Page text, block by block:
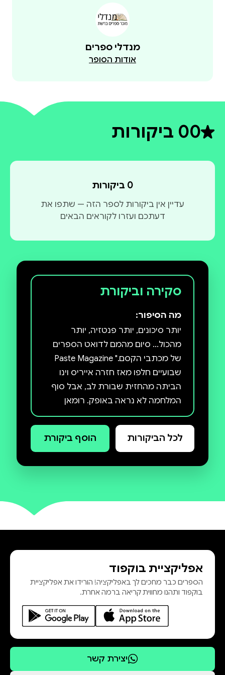
מנדלי ספרים
אודות הסופר
0דירוג ממוצע 0 מתוך 5
0 ביקורות
0 ביקורות
עדיין אין ביקורות לספר הזה — שתפו את
דעתכם ועזרו לקוראים הבאים
סקירה וביקורת
מה הסיפור:
יותר סיכונים, יותר פנטזיה, יותר
מהכול... סיום מהמם לדואט הספרים
של מכתבי הקסם." Paste Magazine
שבועיים חלפו מאז חזרה אייריס וינו
הביתה מהחזית שבורת לב, אבל סוף
המלחמה לא נראה באופק. רומאן
נעדר, והעיר אואת' עדיין בסכנה.
כשאייריס ואטי מקבלות עוד הזדמנות
לדווח על תנועותיו של דייקר, שתיהן
לו שזיכרונו יחזור, הוא מתחיל לכתוב
יצטרך להחליט: לעמוד לצד דייקר או
לבגוד באל שהחזיר אותו לחיים. ככל
שהימים הולכים ומתקדרים, אייריס
ורומאן מתקרבים זה לזה... שניהם
יסכנו את לבם ואת עתידם כדי לשנות
את מהלך המלחמה. האם האהבה
שלהם תשים סוף לקרבות או אולי תביא
לכל הביקורות הוסף ביקורת
אפליקציית בוקפוד
הספרים כבר מחכים לך באפליקציה! הורידו את אפליקציית
בוקפוד ותהנו מחווית קריאה ברמה אחרת.
יצירת קשר